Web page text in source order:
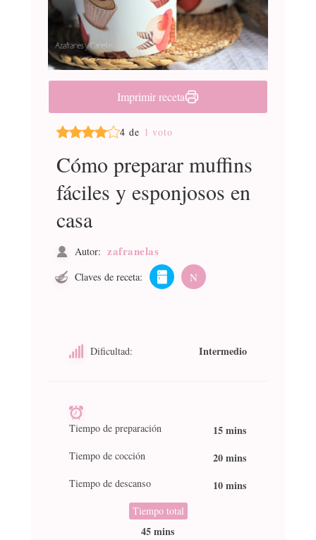
Imprimir receta
4 de 1 voto
Cómo preparar muffins
fáciles y esponjosos en
casa
Autor: zafranelas
Claves de receta: N
Dificultad: Intermedio
Tiempo de preparación 15 mins
Tiempo de cocción 20 mins
Tiempo de descanso 10 mins
Tiempo total
45 mins